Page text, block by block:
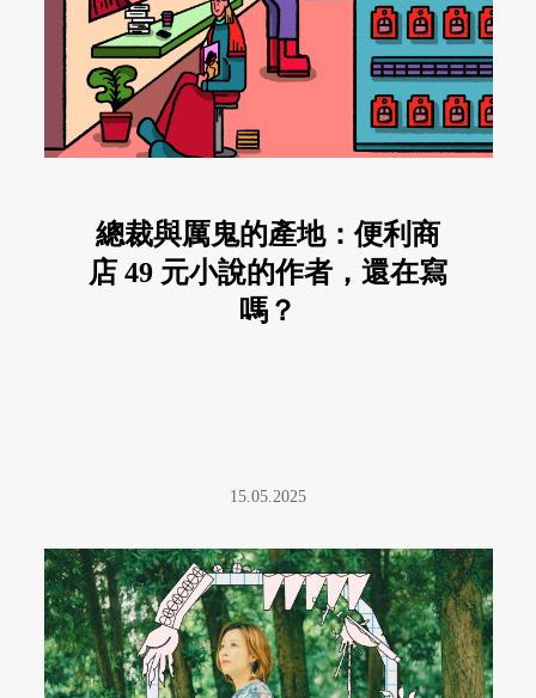
總裁與厲鬼的產地：便利商
店 49 元小說的作者，還在寫
嗎？
15.05.2025